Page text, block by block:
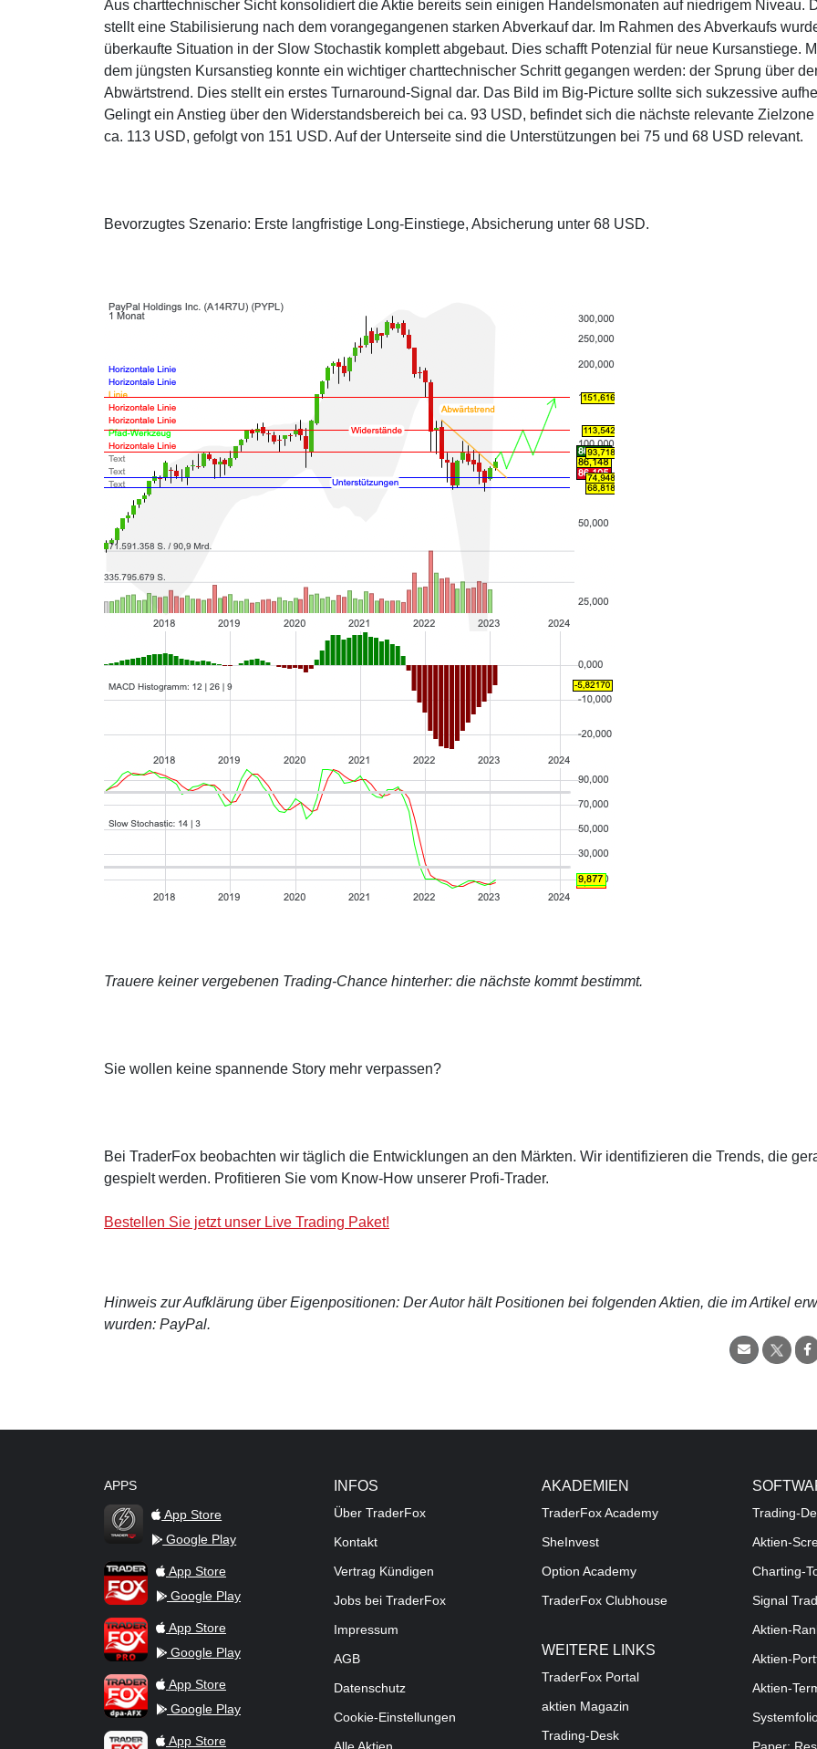
Aus charttechnischer Sicht konsolidiert die Aktie bereits sein einigen Handelsmonaten auf niedrigem Niveau.
stellt eine Stabilisierung nach dem vorangegangenen starken Abverkauf dar. Im Rahmen des Abverkaufs
überkaufte Situation in der Slow Stochastik komplett abgebaut. Dies schafft Potenzial für neue Kursanstiege.
dem jüngsten Kursanstieg konnte ein wichtiger charttechnischer Schritt gegangen werden: der Sprung über
Abwärtstrend. Dies stellt ein erstes Turnaround-Signal dar. Das Bild im Big-Picture sollte sich sukzessive
Gelingt ein Anstieg über den Widerstandsbereich bei ca. 93 USD, befindet sich die nächste relevante
ca. 113 USD, gefolgt von 151 USD. Auf der Unterseite sind die Unterstützungen bei 75 und 68 USD relevant.
Bevorzugtes Szenario: Erste langfristige Long-Einstiege, Absicherung unter 68 USD.
Trauere keiner vergebenen Trading-Chance hinterher: die nächste kommt bestimmt.
Sie wollen keine spannende Story mehr verpassen?
Bei TraderFox beobachten wir täglich die Entwicklungen an den Märkten. Wir identifizieren die Trends, die
gespielt werden. Profitieren Sie vom Know-How unserer Profi-Trader.
Bestellen Sie jetzt unser Live Trading Paket!
Hinweis zur Aufklärung über Eigenpositionen: Der Autor hält Positionen bei folgenden Aktien, die im Artikel
wurden: PayPal.
APPS
TraderFox Flash
App Store
Google Play
TraderFox AppApp Store
Google Play
TraderFox ProApp Store
Google Play
TraderFox dpa-AFX ProFeed
App Store
Google Play
TraderFox Live Trading
App Store
INFOS
Über TraderFox
Kontakt
Vertrag Kündigen
Jobs bei TraderFox
Impressum
AGB
Datenschutz
Cookie-Einstellungen
AKADEMIEN
TraderFox Academy
SheInvest
Option Academy
TraderFox Clubhouse
WEITERE LINKS
TraderFox Portal
aktien Magazin
Trading-Desk
Trading-
Aktien-
Charting-
Signal
Aktien-
Aktien-
Aktien-